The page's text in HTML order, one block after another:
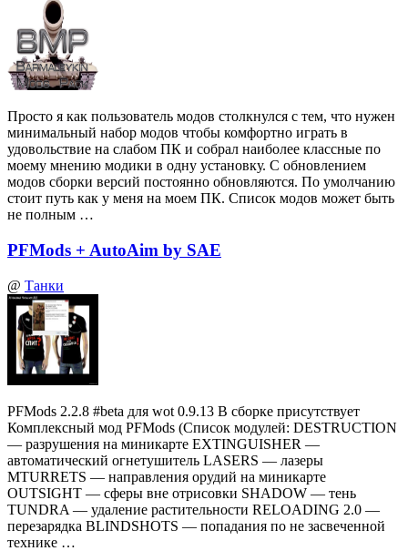
Просто я как пользователь модов столкнулся с тем, что нужен
минимальный набор модов чтобы комфортно играть в
удовольствие на слабом ПК и собрал наиболее классные по
моему мнению модики в одну установку. С обновлением
модов сборки версий постоянно обновляются. По умолчанию
стоит путь как у меня на моем ПК. Список модов может быть
не полным …
PFMods + AutoAim by SAE
@ Танки
PFMods 2.2.8 #beta для wot 0.9.13 В сборке присутствует
Комплексный мод PFMods (Список модулей: DESTRUCTION
— разрушения на миникарте EXTINGUISHER —
автоматический огнетушитель LASERS — лазеры
MTURRETS — направления орудий на миникарте
OUTSIGHT — сферы вне отрисовки SHADOW — тень
TUNDRA — удаление растительности RELOADING 2.0 —
перезарядка BLINDSHOTS — попадания по не засвеченной
технике …